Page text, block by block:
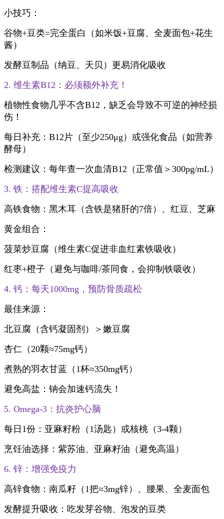
小技巧：
谷物+豆类=完全蛋白（如米饭+豆腐、全麦面包+花生
酱）
发酵豆制品（纳豆、天贝）更易消化吸收
2. 维生素B12：必须额外补充！
植物性食物几乎不含B12，缺乏会导致不可逆的神经损
伤！
每日补充：B12片（至少250μg）或强化食品（如营养
酵母）
检测建议：每年查一次血清B12（正常值＞300pg/mL）
3. 铁：搭配维生素C提高吸收
高铁食物：黑木耳（含铁是猪肝的7倍）、红豆、芝麻
黄金组合：
菠菜炒豆腐（维生素C促进非血红素铁吸收）
红枣+橙子（避免与咖啡/茶同食，会抑制铁吸收）
4. 钙：每天1000mg，预防骨质疏松
最佳来源：
北豆腐（含钙凝固剂）＞嫩豆腐
杏仁（20颗≈75mg钙）
煮熟的羽衣甘蓝（1杯≈350mg钙）
避免高盐：钠会加速钙流失！
5. Omega-3：抗炎护心脑
每日1份：亚麻籽粉（1汤匙）或核桃（3-4颗）
烹饪油选择：紫苏油、亚麻籽油（避免高温）
6. 锌：增强免疫力
高锌食物：南瓜籽（1把≈3mg锌）、腰果、全麦面包
发酵提升吸收：吃发芽谷物、泡发的豆类